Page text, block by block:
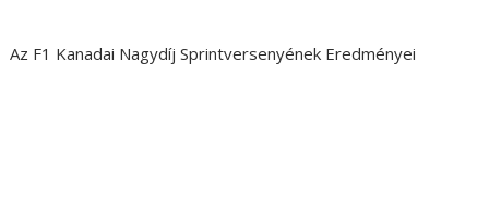
Az F1 Kanadai Nagydíj Sprintversenyének Eredményei